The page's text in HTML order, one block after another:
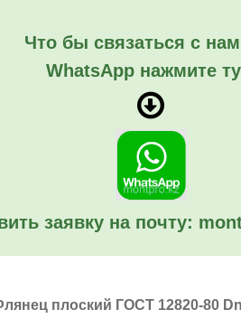
Что бы связаться с
WhatsApp нажмите
заявку на почту:
плоский ГОСТ 12820-80